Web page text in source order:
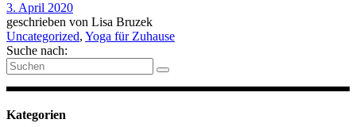
3. April 2020
geschrieben von Lisa Bruzek
Uncategorized, Yoga für Zuhause
Suche nach:
Kategorien